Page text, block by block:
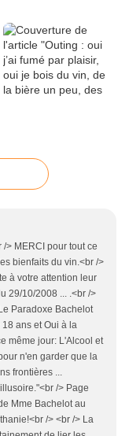
> MERCI pour tout ce
bienfaits du vin.<br />
à votre attention leur
29/10/2008 ... .<br />
Paradoxe Bachelot
ans et Oui à la
même jour: L'Alcool et
n'en garder que la
frontières ...
/> Page
Mme Bachelot au
/> <br /> La